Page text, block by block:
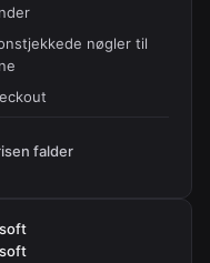
nøgler til
falder